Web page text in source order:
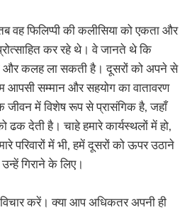
वह फिलिप्पी की कलीसिया को एकता और
कर रहे थे। वे जानते थे कि
और कलह ला सकती है। दूसरों को अपने से
आपसी सम्मान और सहयोग का वातावरण
जीवन में विशेष रूप से प्रासंगिक है, जहाँ
ढक देती है। चाहे हमारे कार्यस्थलों में हो,
परिवारों में भी, हमें दूसरों को ऊपर उठाने
गिराने के लिए।
विचार करें। क्या आप अधिकतर अपनी ही